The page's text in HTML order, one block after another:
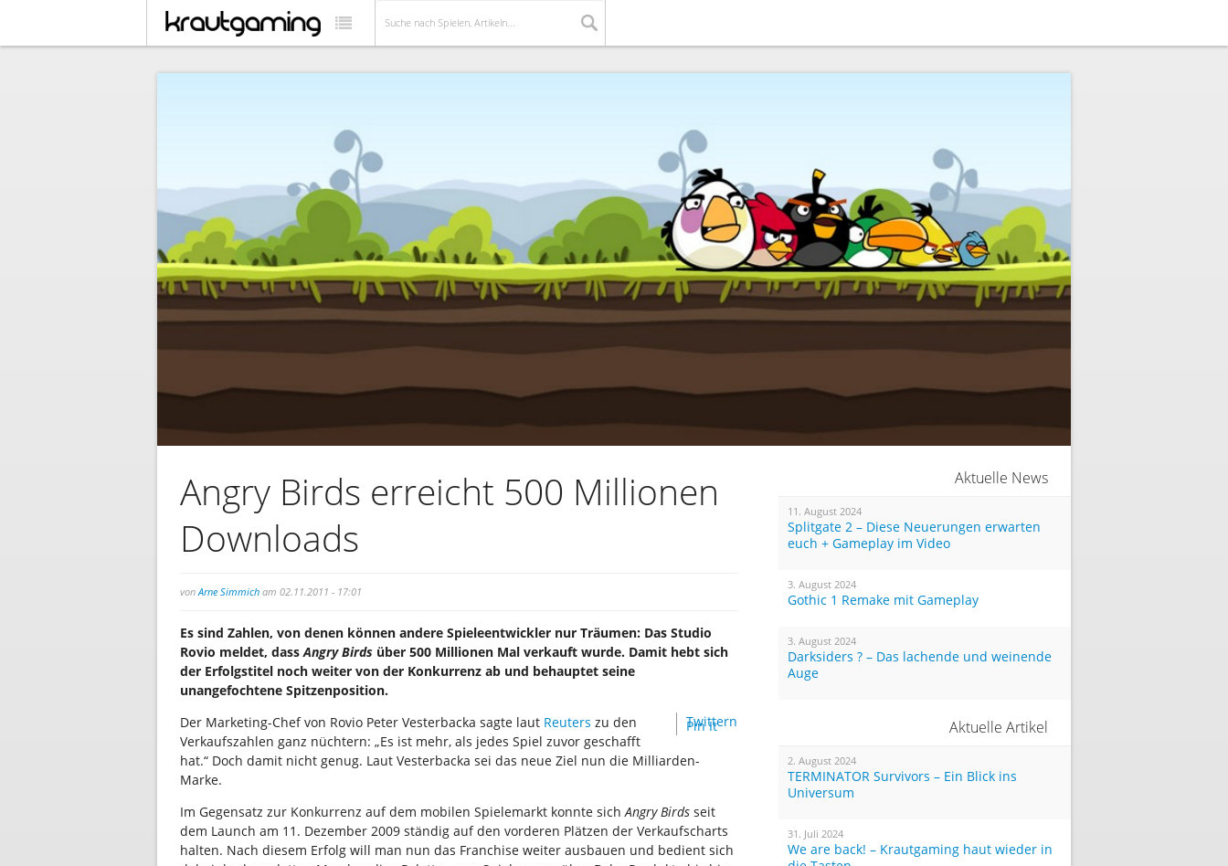
Angry Birds erreicht 500 Millionen
Downloads
von Arne Simmich am 02.11.2011 - 17:01
Es sind Zahlen, von denen können andere Spieleentwickler nur Träumen: Das Studio
Rovio meldet, dassAngry Birds über 500 Millionen Mal verkauft wurde. Damit hebt sich
der Erfolgstitel noch weiter von der Konkurrenz ab und behauptet seine
unangefochtene Spitzenposition.
Twittern
Pin It
Der Marketing-Chef von Rovio Peter Vesterbacka sagte laut Reuters zu den
Verkaufszahlen ganz nüchtern: „Es ist mehr, als jedes Spiel zuvor geschafft
hat.“ Doch damit nicht genug. Laut Vesterbacka sei das neue Ziel nun die Milliarden-
Marke.
Im Gegensatz zur Konkurrenz auf dem mobilen Spielemarkt konnte sichAngry Birds seit
dem Launch am 11. Dezember 2009 ständig auf den vorderen Plätzen der Verkaufscharts
halten. Nach diesem Erfolg will man nun das Franchise weiter ausbauen und bedient sich
Aktuelle News
11. August 2024
Splitgate 2 – Diese Neuerungen erwarten
euch + Gameplay im Video
3. August 2024
Gothic 1 Remake mit Gameplay
3. August 2024
Darksiders ? – Das lachende und weinende
Auge
Aktuelle Artikel
2. August 2024
TERMINATOR Survivors – Ein Blick ins
Universum
31. Juli 2024
We are back! – Krautgaming haut wieder in